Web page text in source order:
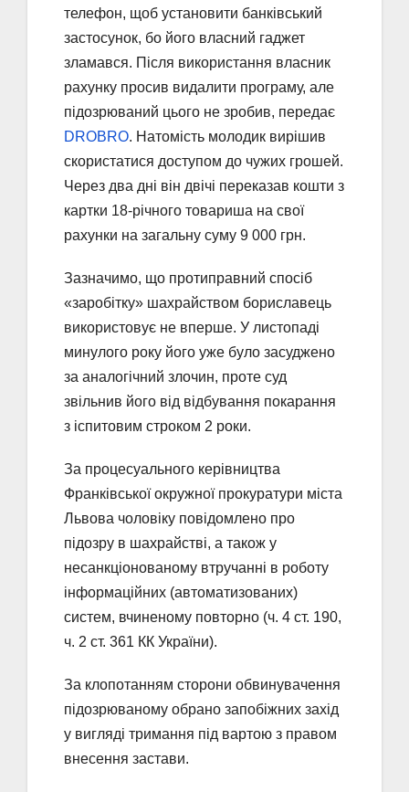
телефон, щоб установити банківський
застосунок, бо його власний гаджет
зламався. Після використання власник
рахунку просив видалити програму, але
підозрюваний цього не зробив, передає
DROBRO. Натомість молодик вирішив
скористатися доступом до чужих грошей.
Через два дні він двічі переказав кошти з
картки 18-річного товариша на свої
рахунки на загальну суму 9 000 грн.
Зазначимо, що протиправний спосіб
«заробітку» шахрайством бориславець
використовує не вперше. У листопаді
минулого року його уже було засуджено
за аналогічний злочин, проте суд
звільнив його від відбування покарання
з іспитовим строком 2 роки.
За процесуального керівництва
Франківської окружної прокуратури міста
Львова чоловіку повідомлено про
підозру в шахрайстві, а також у
несанкціонованому втручанні в роботу
інформаційних (автоматизованих)
систем, вчиненому повторно (ч. 4 ст. 190,
ч. 2 ст. 361 КК України).
За клопотанням сторони обвинувачення
підозрюваному обрано запобіжних захід
у вигляді тримання під вартою з правом
внесення застави.